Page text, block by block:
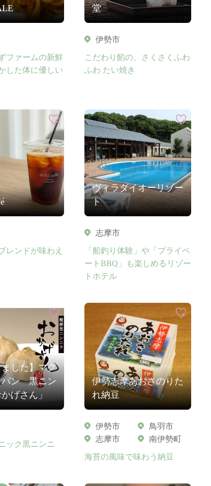
ファームの新鮮
した体に優しい
堂
伊勢市
こだわり餡の、さくさくふわ
ふわ たい焼き
レンドが味わえ
ヴィラダイオーリゾー
ト
志摩市
「船釣り体験」や「プライベ
ートBBQ」も楽しめるリゾー
トホテル
した】マグ
パン 黒ニン
げさん」
ック黒ニンニ
伊勢志摩あおさのりた
れ納豆
伊勢市
鳥羽市
志摩市
南伊勢町
海苔の風味で味わう納豆